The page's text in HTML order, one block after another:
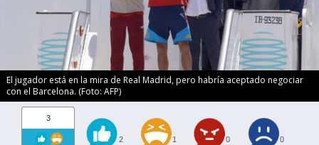
El jugador está en la mira de Real Madrid, pero habría aceptado negociar
con el Barcelona. (Foto: AFP)
3
2 1 0 0